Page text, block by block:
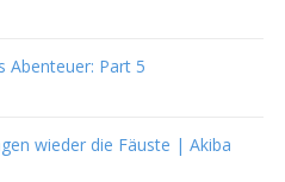
Abenteuer: Part 5
wieder die Fäuste | Akiba